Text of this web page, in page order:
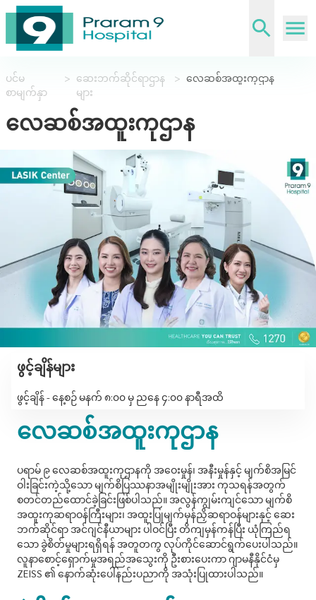
ပင်မ
စာမျက်နှာ
> ဆေးဘက်ဆိုင်ရာဌာန
များ
> လေဆစ်အထူးကုဌာန
လေဆစ်အထူးကုဌာန
ဖွင့်ချိန်များ
ဖွင့်ချိန် - နေ့စဉ် မနက် ၈:၀၀ မှ ညနေ ၄:၀၀ နာရီအထိ
လေဆစ်အထူးကုဌာန
ပရာမ် ၉ လေဆစ်အထူးကုဌာနကို အဝေးမှုန်၊ အနီးမှုန်နှင့် မျက်စိအမြင်
ဝါးခြင်းကဲ့သို့သော မျက်စိပြဿနာအမျိုးမျိုးအား ကုသရန်အတွက်
စတင်တည်ထောင်ခဲ့ခြင်းဖြစ်ပါသည်။ အလွန်ကျွမ်းကျင်သော မျက်စိ
အထူးကုဆရာဝန်ကြီးများ၊ အထူးပြုမျက်မှန်ညှိဆရာဝန်များနှင့် ဆေး
ဘက်ဆိုင်ရာ အင်ဂျင်နီယာများ ပါဝင်ပြီး တိကျမှန်ကန်ပြီး ယုံကြည်ရ
သော ခွဲစိတ်မှုများရရှိရန် အတူတကွ လုပ်ကိုင်ဆောင်ရွက်ပေးပါသည်။
လူနာစောင့်ရှောက်မှုအရည်အသွေးကို ဦးစားပေးကာ ဂျာမနီနိုင်ငံမှ
ZEISS ၏ နောက်ဆုံးပေါ်နည်းပညာကို အသုံးပြုထားပါသည်။